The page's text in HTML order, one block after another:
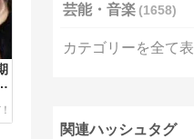
芸能・音楽 1658
カテゴリーを全て
関連ハッシュタグ